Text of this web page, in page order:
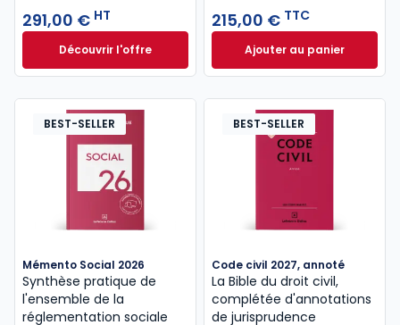
291,00 € HT
Découvrir l'offreGenIA-L Entreprise à partir de 291,00 € HT
215,00 € TTC
Ajouter au panier
Mémento Fiscal
BEST-SELLER
Mémento Social 2026
Synthèse pratique de
l'ensemble de la
réglementation sociale
BEST-SELLER
Code civil 2027, annoté
La Bible du droit civil,
complétée d'annotations
de jurisprudence